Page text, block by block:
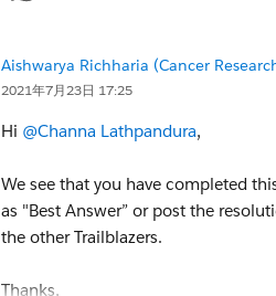
Aishwarya Richharia (Cancer
2021年7月23日 17:25
Hi @Channa Lathpandura,
We see that you have completed
as "Best Answer” or post the
the other Trailblazers.
Thanks,